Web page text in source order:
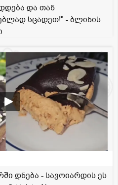
და თან
სცადეთ!" - ბლინის
დნება - სავოიარდის ეს